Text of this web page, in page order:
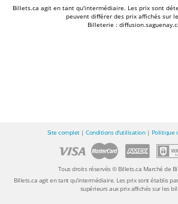
Billets.ca agit en tant qu'intermédiaire. Les prix sont
peuvent différer des prix affichés sur
Billeterie :
Site complet| Conditions d'utilisation| Politique
Tous droits réservés © Billets.ca Marché de
Billets.ca agit en tant qu'intermédiaire. Les prix sont établis
supérieurs aux prix affichés sur les